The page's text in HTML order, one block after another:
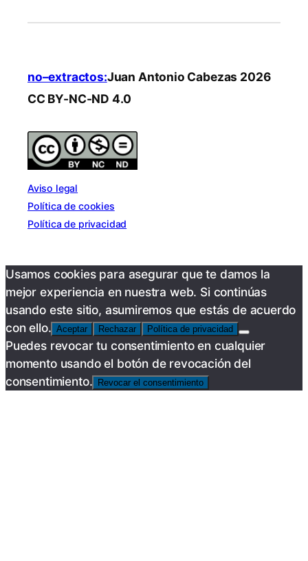
no–extractos:Juan Antonio Cabezas 2026
CC BY-NC-ND 4.0
Aviso legal
Política de cookies
Política de privacidad
Usamos cookies para asegurar que te damos la
mejor experiencia en nuestra web. Si continúas
usando este sitio, asumiremos que estás de acuerdo
con ello. Aceptar Rechazar Política de privacidad
Puedes revocar tu consentimiento en cualquier
momento usando el botón de revocación del
consentimiento. Revocar el consentimiento